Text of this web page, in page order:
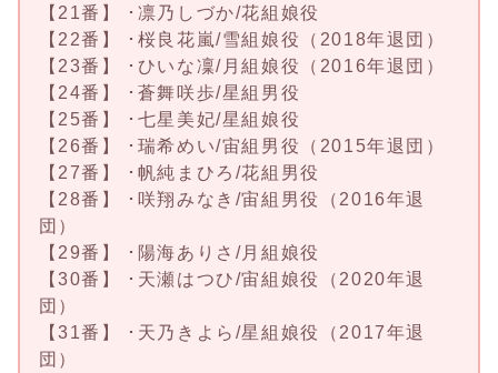
【21番】 ･凛乃しづか/花組娘役
【22番】 ･桜良花嵐/雪組娘役（2018年退団）
【23番】 ･ひいな凜/月組娘役（2016年退団）
【24番】 ･蒼舞咲歩/星組男役
【25番】 ･七星美妃/星組娘役
【26番】 ･瑞希めい/宙組男役（2015年退団）
【27番】 ･帆純まひろ/花組男役
【28番】 ･咲翔みなき/宙組男役（2016年退
団）
【29番】 ･陽海ありさ/月組娘役
【30番】 ･天瀬はつひ/宙組娘役（2020年退
団）
【31番】 ･天乃きよら/星組娘役（2017年退
団）